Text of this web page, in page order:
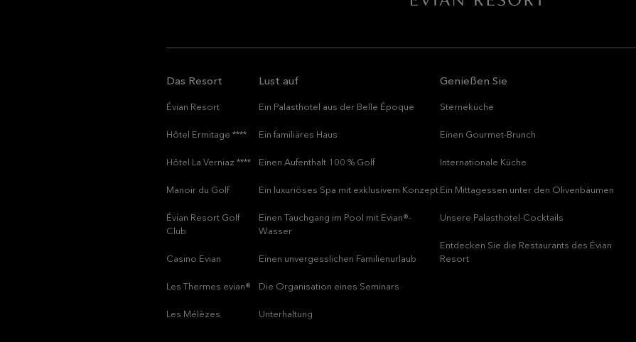
Das Resort
Évian Resort
Hôtel Ermitage ****
Hôtel La Verniaz ****
Manoir du Golf
Évian Resort Golf
Club
Casino Evian
Les Thermes evian®
Les Mélèzes
Lust auf
Ein Palasthotel aus der Belle Époque
Ein familiäres Haus
Einen Aufenthalt 100 % Golf
Ein luxuriöses Spa mit exklusivem Konzept
Einen Tauchgang im Pool mit Evian®-
Wasser
Einen unvergesslichen Familienurlaub
Die Organisation eines Seminars
Unterhaltung
Genießen Sie
Sterneküche
Einen Gourmet-Brunch
Internationale Küche
Ein Mittagessen unter den Olivenbäumen
Unsere Palasthotel-Cocktails
Entdecken Sie die Restaurants des Évian
Resort